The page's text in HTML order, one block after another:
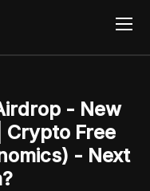
- New
Crypto Free
- Next